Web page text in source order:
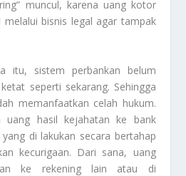
muncul, karena uang kotor
bisnis legal agar tampak
itu, sistem perbankan belum
seperti sekarang. Sehingga
memanfaatkan celah hukum.
uang hasil kejahatan ke bank
di lakukan secara bertahap
kecurigaan. Dari sana, uang
ke rekening lain atau di